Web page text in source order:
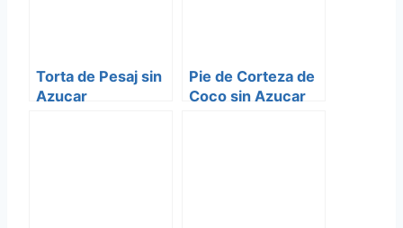
Torta de Pesaj sin
Azucar
Pie de Corteza de
Coco sin Azucar